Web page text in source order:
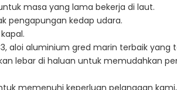
masa yang lama bekerja di laut.
pengapungan kedap udara.
aloi aluminium gred marin terbaik
lebar di haluan untuk memudahkan
memenuhi keperluan pelanggan kami,